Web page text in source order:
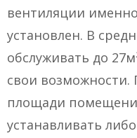
вентиляции
установлен. В
обслуживать до
свои
площади
устанавливать